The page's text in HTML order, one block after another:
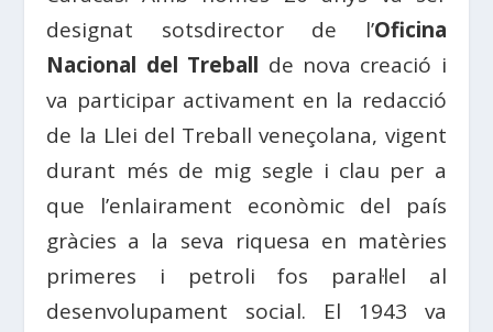
designat sotsdirector de l’Oficina
Nacional del Treball de nova creació i
va participar activament en la redacció
de la Llei del Treball veneçolana, vigent
durant més de mig segle i clau per a
que l’enlairament econòmic del país
gràcies a la seva riquesa en matèries
primeres i petroli fos paral·lel al
desenvolupament social. El 1943 va